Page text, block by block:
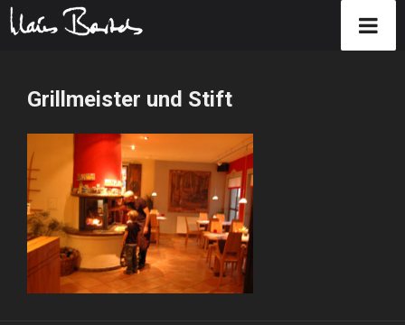
springenGrillmeister und Stift